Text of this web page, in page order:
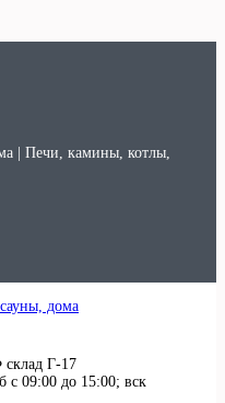
| Печи, камины, котлы,
Г-17
с 09:00 до 15:00; вск